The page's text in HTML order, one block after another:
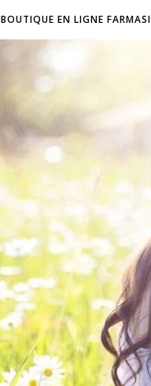
BOUTIQUE EN LIGNE